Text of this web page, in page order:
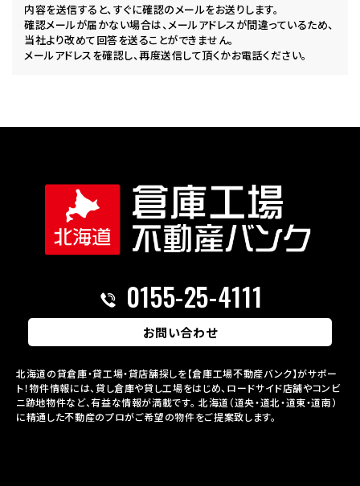
内容を送信すると、すぐに確認のメールをお送りします。
確認メールが届かない場合は、メールアドレスが間違っているため、
当社より改めて回答を送ることができません。
メールアドレスを確認し、再度送信して頂くかお電話ください。
0155-25-4111
お問い合わせ
北海道の貸倉庫・貸工場・貸店舗探しを【倉庫工場不動産バンク】がサポー
ト！物件情報には、貸し倉庫や貸し工場をはじめ、ロードサイド店舗やコンビ
ニ跡地物件など、有益な情報が満載です。 北海道（道央・道北・道東・道南）
に精通した不動産のプロがご希望の物件をご提案致します。